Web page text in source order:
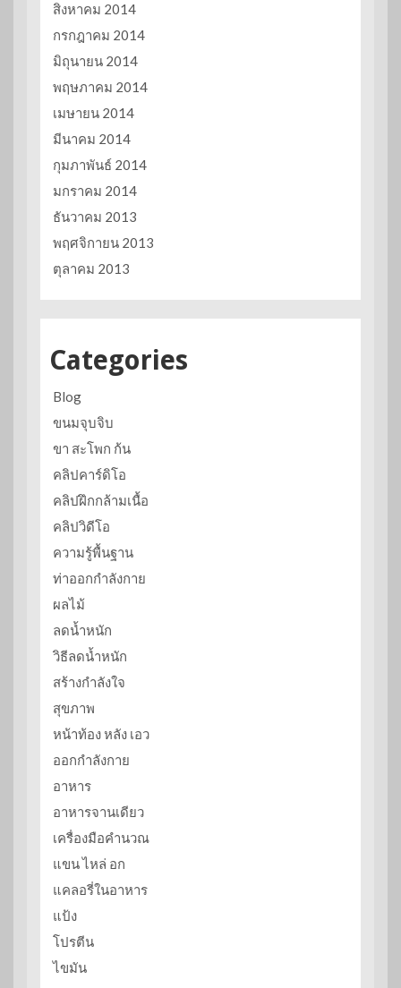
สิงหาคม 2014
กรกฎาคม 2014
มิถุนายน 2014
พฤษภาคม 2014
เมษายน 2014
มีนาคม 2014
กุมภาพันธ์ 2014
มกราคม 2014
ธันวาคม 2013
พฤศจิกายน 2013
ตุลาคม 2013
Categories
Blog
ขนมจุบจิบ
ขา สะโพก ก้น
คลิปคาร์ดิโอ
คลิปฝึกกล้ามเนื้อ
คลิปวิดีโอ
ความรู้พื้นฐาน
ท่าออกกำลังกาย
ผลไม้
ลดน้ำหนัก
วิธีลดน้ำหนัก
สร้างกำลังใจ
สุขภาพ
หน้าท้อง หลัง เอว
ออกกำลังกาย
อาหาร
อาหารจานเดียว
เครื่องมือคำนวณ
แขน ไหล่ อก
แคลอรี่ในอาหาร
แป้ง
โปรตีน
ไขมัน